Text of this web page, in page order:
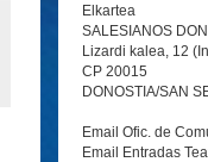
Elkartea
SALESIANOS
Lizardi kalea, 12
CP 20015
DONOSTIA/SAN
Email Ofic. de
Email Entradas